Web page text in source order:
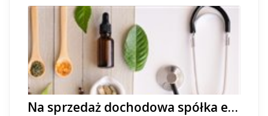
Na sprzedaż dochodowa spółka e-commerce z 30-letnią historią